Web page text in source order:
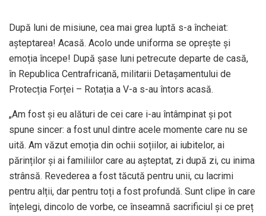
După luni de misiune, cea mai grea luptă s-a încheiat:
așteptarea! Acasă. Acolo unde uniforma se oprește și
emoția începe! După șase luni petrecute departe de casă,
în Republica Centrafricană, militarii Detașamentului de
Protecția Forței – Rotația a V-a s-au întors acasă.
„Am fost și eu alături de cei care i-au întâmpinat și pot
spune sincer: a fost unul dintre acele momente care nu se
uită. Am văzut emoția din ochii soțiilor, ai iubitelor, ai
părinților și ai familiilor care au așteptat, zi după zi, cu inima
strânsă. Revederea a fost tăcută pentru unii, cu lacrimi
pentru alții, dar pentru toți a fost profundă. Sunt clipe în care
înțelegi, dincolo de vorbe, ce înseamnă sacrificiul și ce preț